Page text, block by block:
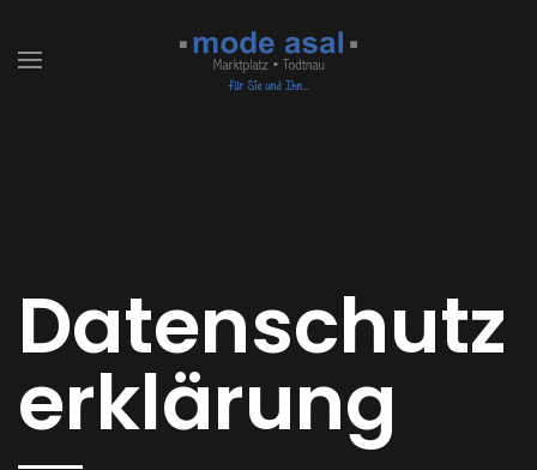
Zum Hauptinhalt springen
Datenschutz
erklärung